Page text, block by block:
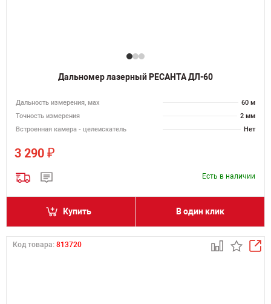
Дальномер лазерный РЕСАНТА ДЛ-60
Дальность измерения, мах
60 м
Точность измерения
2 мм
Встроенная камера - целеискатель
Нет
3 290 ₽
Есть в наличии
Купить В один клик
Код товара: 813720